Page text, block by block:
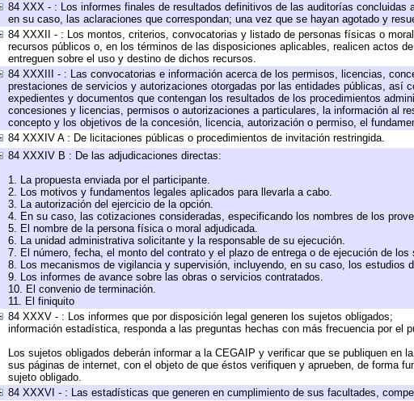
84 XXX - : Los informes finales de resultados definitivos de las auditorías concluidas
en su caso, las aclaraciones que correspondan; una vez que se hayan agotado y
84 XXXII - : Los montos, criterios, convocatorias y listado de personas físicas o
recursos públicos o, en los términos de las disposiciones aplicables, realicen actos
entreguen sobre el uso y destino de dichos recursos.
84 XXXIII - : Las convocatorias e información acerca de los permisos, licencias,
prestaciones de servicios y autorizaciones otorgadas por las entidades públicas, así
expedientes y documentos que contengan los resultados de los procedimientos
concesiones y licencias, permisos o autorizaciones a particulares, la información al
concepto y los objetivos de la concesión, licencia, autorización o permiso, el
84 XXXIV A : De licitaciones públicas o procedimientos de invitación restringida.
84 XXXIV B : De las adjudicaciones directas:
1. La propuesta enviada por el participante.
2. Los motivos y fundamentos legales aplicados para llevarla a cabo.
3. La autorización del ejercicio de la opción.
4. En su caso, las cotizaciones consideradas, especificando los nombres de los
5. El nombre de la persona física o moral adjudicada.
6. La unidad administrativa solicitante y la responsable de su ejecución.
7. El número, fecha, el monto del contrato y el plazo de entrega o de ejecución de los
8. Los mecanismos de vigilancia y supervisión, incluyendo, en su caso, los estudios
9. Los informes de avance sobre las obras o servicios contratados.
10. El convenio de terminación.
11. El finiquito
84 XXXV - : Los informes que por disposición legal generen los sujetos obligados;
información estadística, responda a las preguntas hechas con más frecuencia por el
Los sujetos obligados deberán informar a la CEGAIP y verificar que se publiquen en
sus páginas de internet, con el objeto de que éstos verifiquen y aprueben, de forma
sujeto obligado.
84 XXXVI - : Las estadísticas que generen en cumplimiento de sus facultades,